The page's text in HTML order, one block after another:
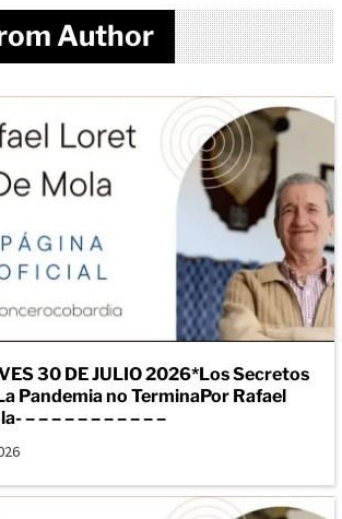
Author
30 DE JULIO 2026*Los Secretos
Pandemia no TerminaPor Rafael
– – – – – – – – – – –